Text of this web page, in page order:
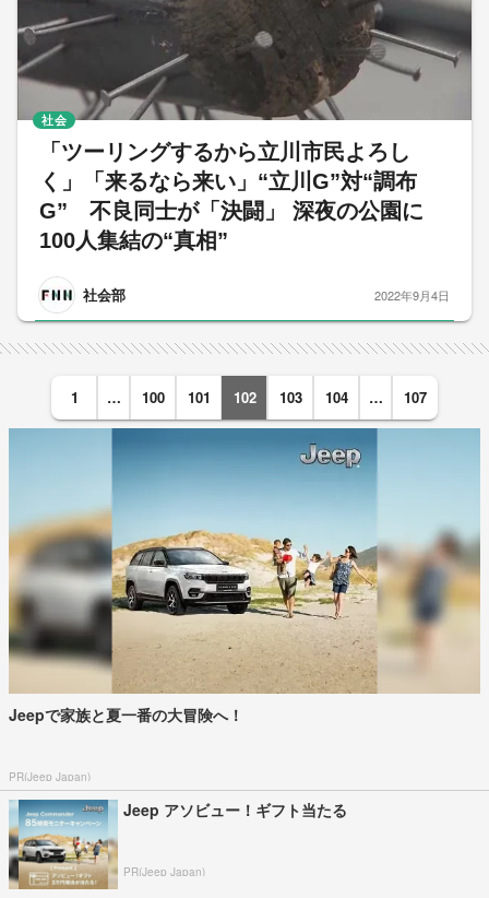
「ツーリングするから立川市民よろし
く」「来るなら来い」“立川G”対“調布
G” 不良同士が「決闘」 深夜の公園に
100人集結の“真相”
社会部
社会
2022年9月4日
1 … 100 101 102 103 104 … 107
Jeepで家族と夏一番の大冒険へ！
PR(Jeep Japan)
Jeep アソビュー！ギフト当たる
PR(Jeep Japan)